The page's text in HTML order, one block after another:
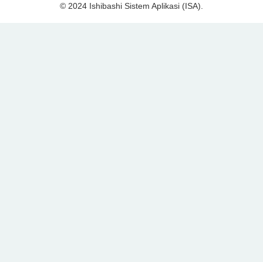
© 2024 Ishibashi Sistem Aplikasi (ISA).